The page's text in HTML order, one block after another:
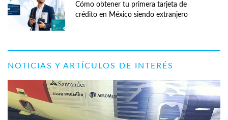
Cómo obtener tu primera tarjeta de
crédito en México siendo extranjero
NOTICIAS Y ARTÍCULOS DE INTERÉS